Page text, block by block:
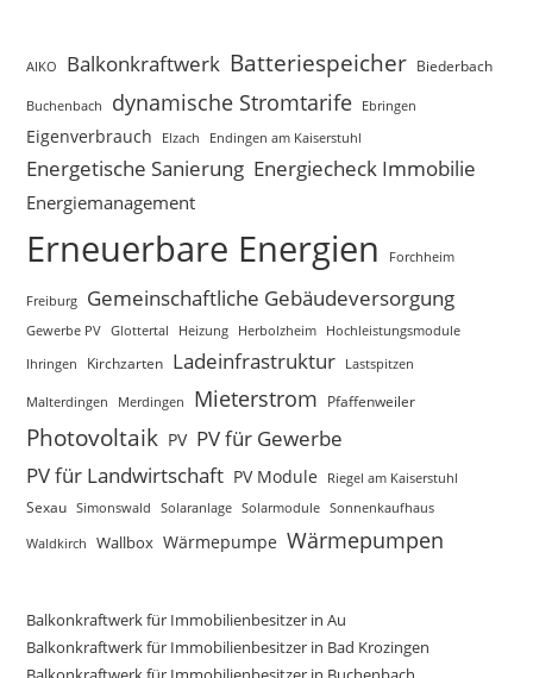
AIKO Balkonkraftwerk Batteriespeicher Biederbach
Buchenbach dynamische Stromtarife Ebringen
Eigenverbrauch Elzach Endingen am Kaiserstuhl
Energetische Sanierung Energiecheck Immobilie
Energiemanagement
Erneuerbare Energien Forchheim
Freiburg Gemeinschaftliche Gebäudeversorgung
Gewerbe PV Glottertal Heizung Herbolzheim Hochleistungsmodule
Ihringen Kirchzarten Ladeinfrastruktur Lastspitzen
Malterdingen Merdingen Mieterstrom Pfaffenweiler
Photovoltaik PV PV für Gewerbe
PV für Landwirtschaft PV Module Riegel am Kaiserstuhl
Sexau Simonswald Solaranlage Solarmodule Sonnenkaufhaus
Waldkirch
Wallbox Wärmepumpe Wärmepumpen
Balkonkraftwerk für Immobilienbesitzer in Au
Balkonkraftwerk für Immobilienbesitzer in Bad Krozingen